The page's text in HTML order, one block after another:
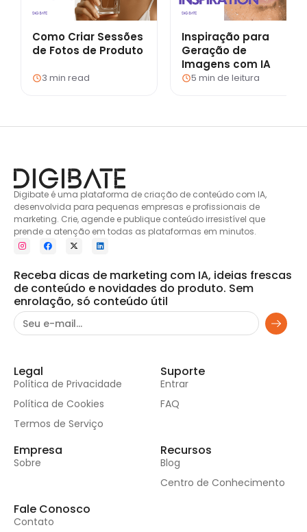
Como Criar Sessões
de Fotos de Produto
3 min read
Inspiração para
Geração de
Imagens com IA
5 min de leitura
Digibate é uma plataforma de criação de conteúdo com IA,
desenvolvida para pequenas empresas e profissionais de
marketing. Crie, agende e publique conteúdo irresistível que
prende a atenção em todas as plataformas em minutos.
Receba dicas de marketing com IA, ideias frescas
de conteúdo e novidades do produto. Sem
enrolação, só conteúdo útil
Legal
Política de Privacidade
Política de Cookies
Termos de Serviço
Suporte
Entrar
FAQ
Empresa
Sobre
Recursos
Blog
Centro de Conhecimento
Fale Conosco
Contato